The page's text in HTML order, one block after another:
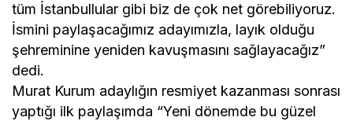
tüm İstanbullular gibi biz de çok net görebiliyoruz.
İsmini paylaşacağımız adayımızla, layık olduğu
şehreminine yeniden kavuşmasını sağlayacağız”
dedi.
Murat Kurum adaylığın resmiyet kazanması sonrası
yaptığı ilk paylaşımda “Yeni dönemde bu güzel